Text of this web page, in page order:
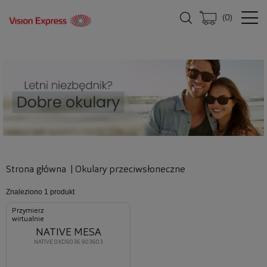
(0)
Strona główna Okulary przeciwsłoneczne
Znaleziono 1 produkt
Przymierz
wirtualnie
NATIVE 0XD9036 903603
NATIVE MESA